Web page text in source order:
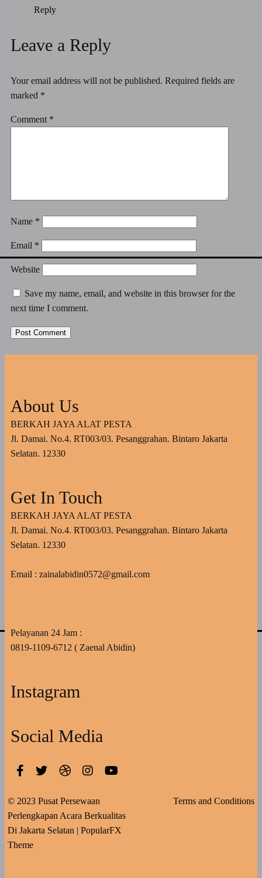
Reply
Leave a Reply
Your email address will not be published. Required fields are
marked *
Comment *
Name *
Email *
Website
Save my name, email, and website in this browser for the
next time I comment.
About Us
BERKAH JAYA ALAT PESTA
Jl. Damai. No.4. RT003/03. Pesanggrahan. Bintaro Jakarta
Selatan. 12330
Get In Touch
BERKAH JAYA ALAT PESTA
Jl. Damai. No.4. RT003/03. Pesanggrahan. Bintaro Jakarta
Selatan. 12330
Email : zainalabidin0572@gmail.com
Pelayanan 24 Jam :
0819-1109-6712 ( Zaenal Abidin)
Instagram
Social Media
© 2023 Pusat Persewaan
Perlengkapan Acara Berkualitas
Di Jakarta Selatan | PopularFX
Theme
Terms and Conditions